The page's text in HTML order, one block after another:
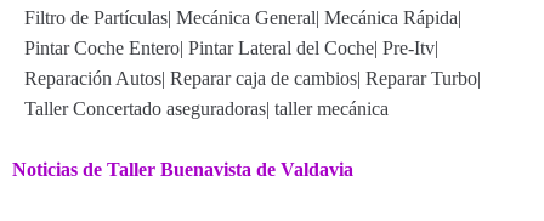
Filtro de Partículas| Mecánica General| Mecánica Rápida|
Pintar Coche Entero| Pintar Lateral del Coche| Pre-Itv|
Reparación Autos| Reparar caja de cambios| Reparar Turbo|
Taller Concertado aseguradoras| taller mecánica
Noticias de Taller Buenavista de Valdavia